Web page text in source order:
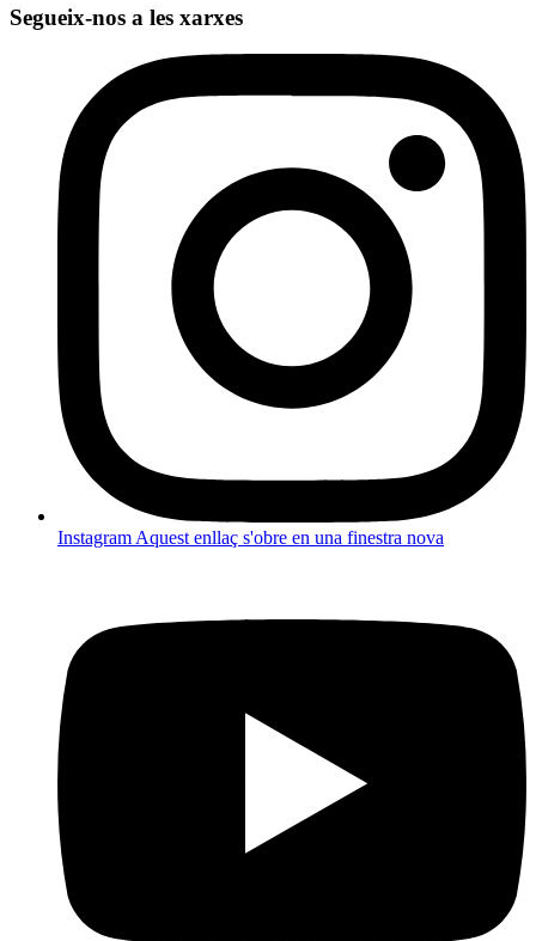
Segueix-nos a les xarxes
Instagram Aquest enllaç s'obre en una finestra nova